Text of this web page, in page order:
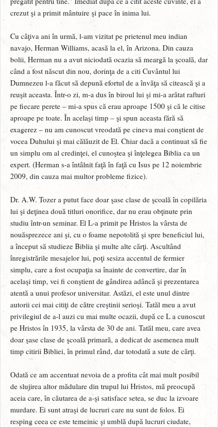
crezut şi a primit mântuire şi pace în inima lui.
Cu câţiva ani în urmă, l-am vizitat pe prietenul meu indian
navajo, Herman Williams, acasă la el, în Arizona. Din cauza
bolii, Herman nu a avut niciodată ocazia să meargă la şcoală, dar
când a fost născut din nou, dorinţa de a citi Cuvântul lui
Dumnezeu l-a făcut să depună efortul de a învăţa să citească şi a
reuşit aceasta. Într-o zi, m-a dus în biroul lui şi mi-a arătat rafturi
pe fiecare perete – mi-a spus că erau aproape 1500 şi că le citise
aproape pe toate. În acelaşi timp – şi spun aceasta fără să
exagerez – nu am cunoscut vreodată pe cineva mai conştient de
vocea Duhului şi mai călăuzit de El. Chiar dacă a continuat să fie
un simplu om al credinţei, el cunoştea şi înţelegea Biblia ca un
expert. (Herman s-a întâlnit faţă în faţă cu Isus pe 12 noiembrie
2009, din cauza mai multor probleme fizice).
Dr. A.W. Tozer a putut face doar şase clase de şcoală în copilăria
lui şi deţinea două titluri onorifice, dar nu erau obţinute prin
studiu într-un seminar. El L-a primit pe Hristos la vârsta de
nouăsprezece ani şi, cu o foame nepotolită şi spre beneficiul lui,
a început să studieze Biblia şi multe alte cărţi. Ascultând
înregistrările mesajelor lui, poţi sesiza accentul de fermier
simplu, care a fost ocupaţia sa înainte de convertire, dar în
acelaşi timp, vei fi conştient de gândirea adâncă şi prezentarea
atentă a unui profesor universitar. Astăzi, el este unul dintre
autorii cei mai citiţi de către creştinii serioşi. Tatăl meu a avut
privilegiul de a-l auzi cu mai multe ocazii, după ce L a cunoscut
pe Hristos în 1935, la vârsta de 30 de ani. Tatăl meu, care avea
doar şase clase de şcoală primară, a dedicat de asemenea mult
timp citirii Bibliei, în primul rând, dar totodată a sute de cărţi.
Odată ce am accentuat nevoia de a profita cât mai mult posibil
de slujirea altor mădulare din trupul lui Hristos, mă preocupă
aceia care, în căutarea de a-şi satisface setea, se duc la izvoare
murdare. Ei sunt atraşi de lucruri care nu sunt de folos. Ei
resping ceea ce este temeinic şi umblă după lucruri ciudate,